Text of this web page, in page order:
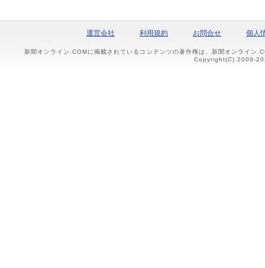
運営会社 利用規約 お問合せ 個人
新聞オンライン.COMに掲載されているコンテンツの著作権は、新聞オンライン
Copyright(C) 2009-